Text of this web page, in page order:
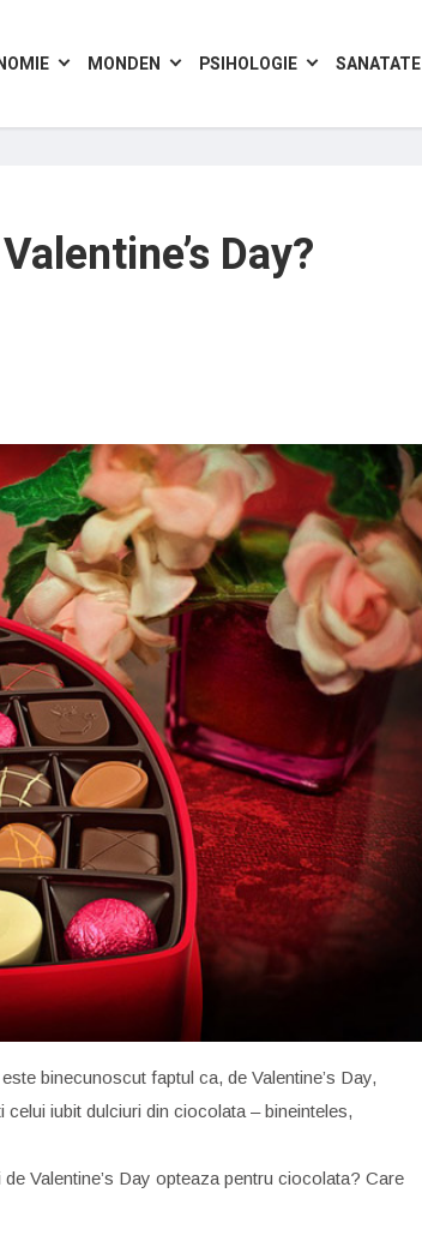
MONDEN PSIHOLOGIE SANATATE
Day?
binecunoscut faptul ca, de Valentine’s Day,
iubit dulciuri din ciocolata – bineinteles,
Valentine’s Day opteaza pentru ciocolata? Care